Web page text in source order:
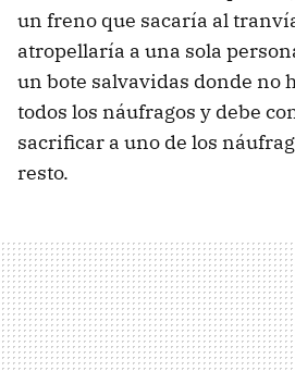
un freno que sacaría al
atropellaría a una sola
un bote salvavidas donde no
todos los náufragos y debe
sacrificar a uno de los
resto.